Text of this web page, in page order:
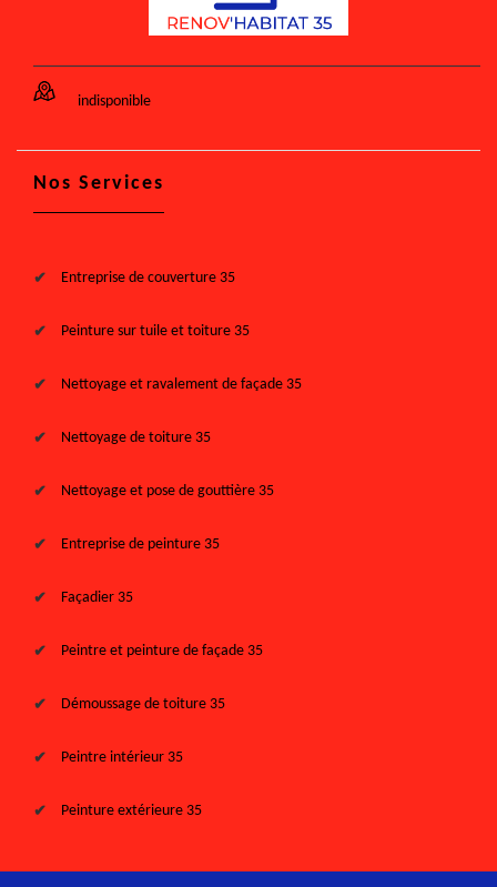
indisponible
Nos Services
Entreprise de couverture 35
Peinture sur tuile et toiture 35
Nettoyage et ravalement de façade 35
Nettoyage de toiture 35
Nettoyage et pose de gouttière 35
Entreprise de peinture 35
Façadier 35
Peintre et peinture de façade 35
Démoussage de toiture 35
Peintre intérieur 35
Peinture extérieure 35